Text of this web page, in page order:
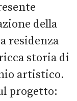
della
residenza
storia di
artistico.
progetto: